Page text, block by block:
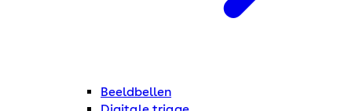
Beeldbellen